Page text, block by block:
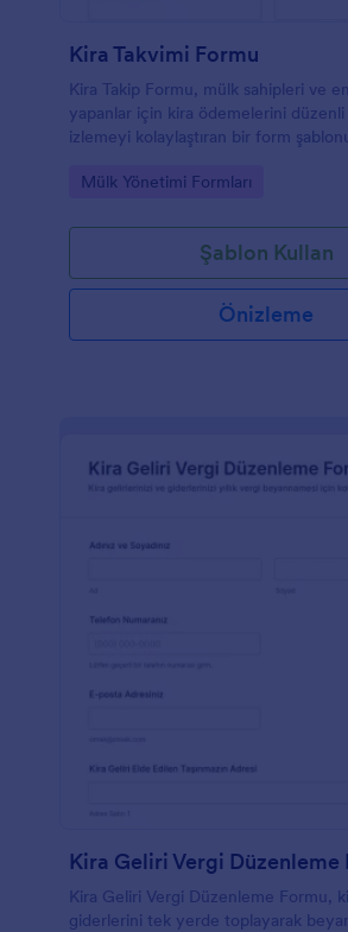
Kira Takvimi Formu
Kira Takip Formu, mülk sahipleri ve
yapanlar için kira ödemelerini
izlemeyi kolaylaştıran bir form
Go to Category:
Mülk Yönetimi Formları
Şablon Kullan
Önizleme
Kira Geliri Vergi Düzenleme
Kira Geliri Vergi Düzenleme Formu,
giderlerini tek yerde toplayarak